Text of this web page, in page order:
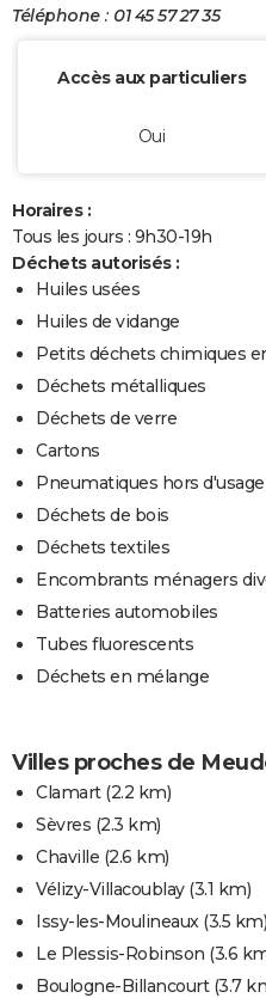
Téléphone : 01 45 57 27 35
Accès aux particuliers
Oui
Horaires :
Tous les jours : 9h30-19h
Déchets autorisés :
Huiles usées
Huiles de vidange
Petits déchets chimiques
Déchets métalliques
Déchets de verre
Cartons
Pneumatiques hors d'usage
Déchets de bois
Déchets textiles
Encombrants ménagers
Batteries automobiles
Tubes fluorescents
Déchets en mélange
Villes proches de
Clamart(2.2 km)
Sèvres (2.3 km)
Chaville (2.6 km)
Vélizy-Villacoublay(3.1 km)
Issy-les-Moulineaux(3.5 km)
Le Plessis-Robinson (3.6
Boulogne-Billancourt(3.7